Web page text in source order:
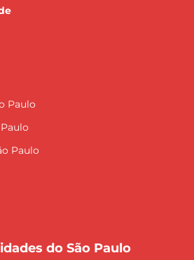
Paulo
Paulo
do São Paulo